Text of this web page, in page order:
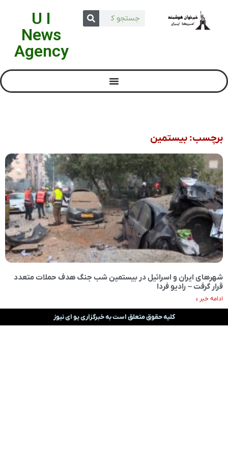
U I
News
Agency
برچسب: بیستمین
شهرهای ایران و اسرائیل در بیستمین شب جنگ هدف حملات متعدد
قرار گرفت – رادیو فردا
ادامه خبر »
کلیه حقوق متعلق است به خبرگزاری یو ای نیوز